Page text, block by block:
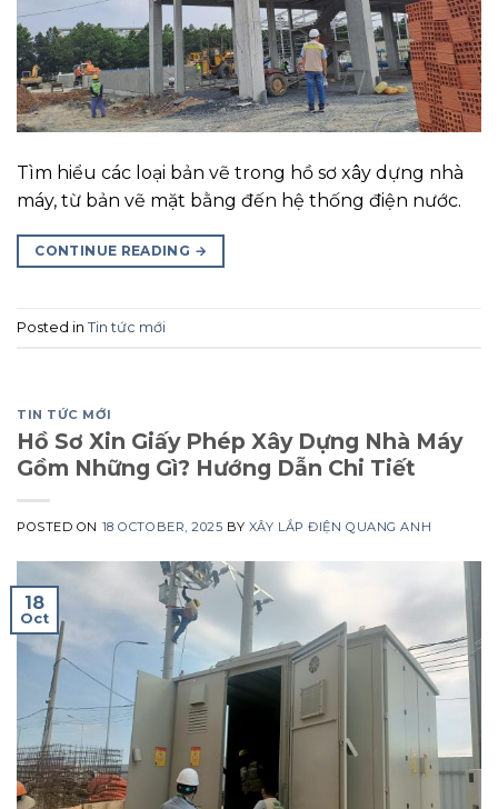
Tìm hiểu các loại bản vẽ trong hồ sơ xây dựng nhà
máy, từ bản vẽ mặt bằng đến hệ thống điện nước.
CONTINUE READING →
Posted in Tin tức mới
TIN TỨC MỚI
Hồ Sơ Xin Giấy Phép Xây Dựng Nhà Máy
Gồm Những Gì? Hướng Dẫn Chi Tiết
POSTED ON 18 OCTOBER, 2025 BY XÂY LẮP ĐIỆN QUANG ANH
18
Oct